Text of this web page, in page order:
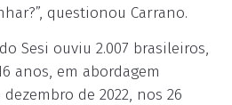
questionou Carrano.
Sesi ouviu 2.007 brasileiros,
anos, em abordagem
de 2022, nos 26